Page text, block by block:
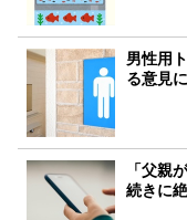
男性用
る意見
「父親
続きに